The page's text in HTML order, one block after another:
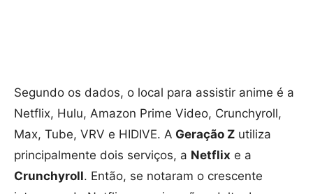
Segundo os dados, o local para assistir anime é a
Netflix, Hulu, Amazon Prime Video, Crunchyroll,
Max, Tube, VRV e HIDIVE. A Geração Z utiliza
principalmente dois serviços, a Netflix e a
Crunchyroll. Então, se notaram o crescente